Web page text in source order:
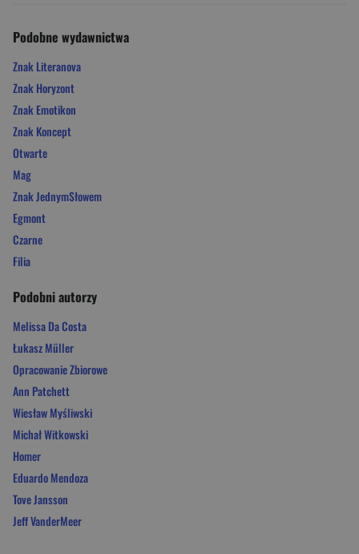
Podobne wydawnictwa
Znak Literanova
Znak Horyzont
Znak Emotikon
Znak Koncept
Otwarte
Mag
Znak JednymSłowem
Egmont
Czarne
Filia
Podobni autorzy
Melissa Da Costa
Łukasz Müller
Opracowanie Zbiorowe
Ann Patchett
Wiesław Myśliwski
Michał Witkowski
Homer
Eduardo Mendoza
Tove Jansson
Jeff VanderMeer